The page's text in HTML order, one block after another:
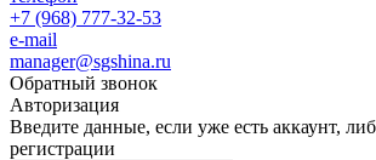
+7 (968) 777-32-53
e-mail
manager@sgshina.ru
Обратный звонок
Авторизация
Введите данные, если уже есть аккаунт,
регистрации